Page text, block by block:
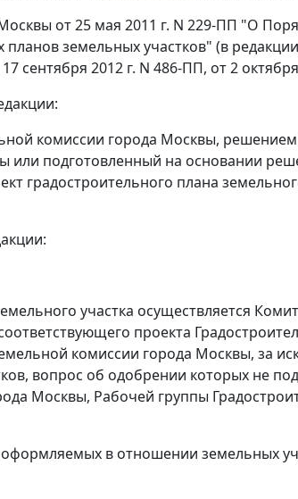
от 25 мая 2011 г. N 229-ПП "О
земельных участков" (в
сентября 2012 г. N 486-ПП, от 2
комиссии города Москвы,
или подготовленный на основании
градостроительного плана
участка осуществляется
проекта
комиссии города Москвы, за
вопрос об одобрении которых не
Москвы, Рабочей группы
в отношении земельных